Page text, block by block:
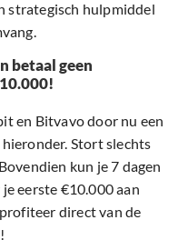
strategisch hulpmiddel
betaal geen
en Bitvavo door nu een
Stort slechts
kun je 7 dagen
eerste €10.000 aan
direct van de